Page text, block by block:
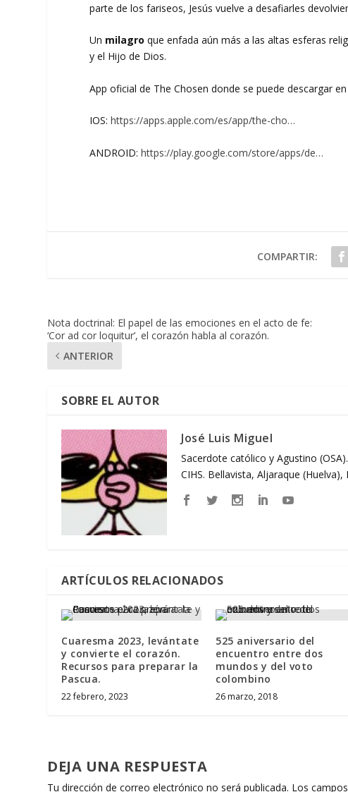
parte de los fariseos, Jesús vuelve a desafiarles
Un milagroque enfada aún más a las altas esferas
y el Hijo de Dios.
App oficial de The Chosen donde se puede descargar en
IOS:https://apps.apple.com/es/app/the-cho…
ANDROID:https://play.google.com/store/apps/de…
COMPARTIR:
Nota doctrinal: El papel de las emociones en el acto de fe:
‘Cor ad cor loquitur’, el corazón habla al corazón.
ANTERIOR
SOBRE EL AUTOR
José Luis Miguel
Sacerdote católico y Agustino
CIHS. Bellavista, Aljaraque (Huelva),
ARTÍCULOS RELACIONADOS
Cuaresma 2023, levántate
y convierte el corazón.
Recursos para preparar la
Pascua.
22 febrero, 2023
525 aniversario del
encuentro entre dos
mundos y del voto
colombino
26 marzo, 2018
DEJA UNA RESPUESTA
Tu dirección de correo electrónico no será publicada. Los